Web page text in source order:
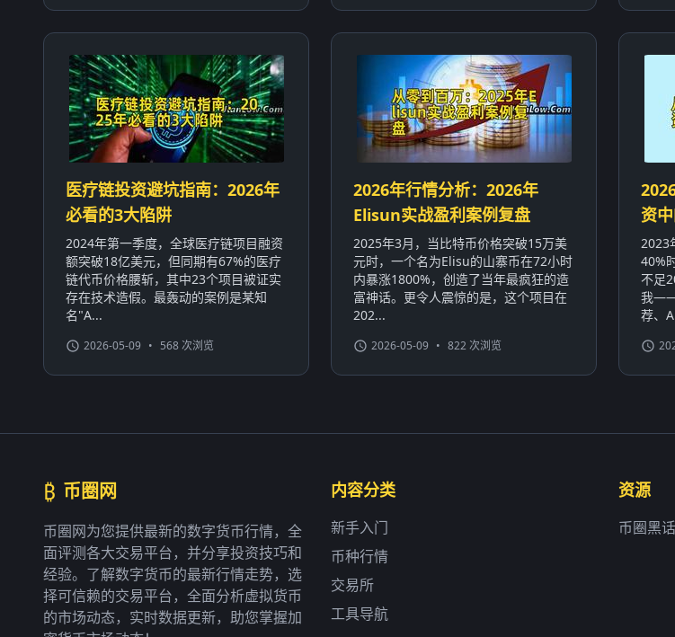
医疗链投资避坑指南：2026年
必看的3大陷阱
2024年第一季度，全球医疗链项目融资
额突破18亿美元，但同期有67%的医疗
链代币价格腰斩，其中23个项目被证实
存在技术造假。最轰动的案例是某知
名"A...
2026-05-09 • 568 次浏览
2026年行情分析：2026年
Elisun实战盈利案例复盘
2025年3月，当比特币价格突破15万美
元时，一个名为Elisu的山寨币在72小时
内暴涨1800%，创造了当年最疯狂的造
富神话。更令人震惊的是，这个项目在
202...
2026-05-09 • 822 次浏览
资
2023
40%
不足
我——
荐、
₿ 币圈网
币圈网为您提供最新的数字货币行情，全
面评测各大交易平台，并分享投资技巧和
经验。了解数字货币的最新行情走势，选
择可信赖的交易平台，全面分析虚拟货币
的市场动态，实时数据更新，助您掌握加
内容分类
新手入门
币种行情
交易所
工具导航
资源
币圈黑